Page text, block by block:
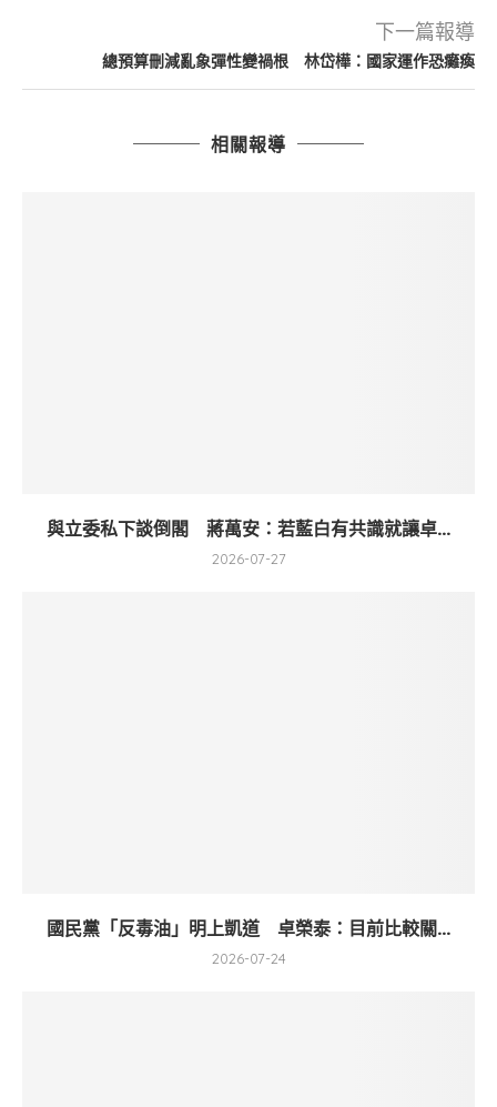
下一篇報導
總預算刪減亂象彈性變禍根 林岱樺：國家運作恐癱瘓
相關報導
與立委私下談倒閣 蔣萬安：若藍白有共識就讓卓...
2026-07-27
國民黨「反毒油」明上凱道 卓榮泰：目前比較關...
2026-07-24